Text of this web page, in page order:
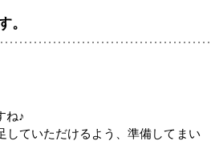
。
ね♪
していただけるよう、準備してまい